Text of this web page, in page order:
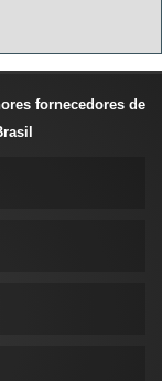
fornecedores de